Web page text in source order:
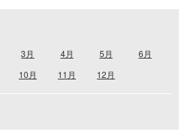
3月 4月 5月
6月
10月 11月 12月